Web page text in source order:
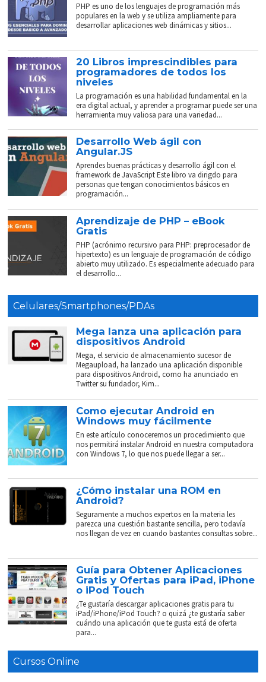
PHP es uno de los lenguajes de programación más
populares en la web y se utiliza ampliamente para
desarrollar aplicaciones web dinámicas y sitios...
20 Libros imprescindibles para
programadores de todos los
niveles
La programación es una habilidad fundamental en la
era digital actual, y aprender a programar puede ser una
herramienta muy valiosa para una variedad...
Desarrollo Web ágil con
Angular.JS
Aprendes buenas prácticas y desarrollo ágil con el
framework de JavaScript Este libro va dirigdo para
personas que tengan conocimientos básicos en
programación...
Aprendizaje de PHP – eBook
Gratis
PHP (acrónimo recursivo para PHP: preprocesador de
hipertexto) es un lenguaje de programación de código
abierto muy utilizado. Es especialmente adecuado para
el desarrollo...
Celulares/Smartphones/PDAs
Mega lanza una aplicación para
dispositivos Android
Mega, el servicio de almacenamiento sucesor de
Megaupload, ha lanzado una aplicación disponible
para dispositivos Android, como ha anunciado en
Twitter su fundador, Kim...
Como ejecutar Android en
Windows muy fácilmente
En este artículo conoceremos un procedimiento que
nos permitirá instalar Android en nuestra computadora
con Windows 7, lo que nos puede llegar a ser...
¿Cómo instalar una ROM en
Android?
Seguramente a muchos expertos en la materia les
parezca una cuestión bastante sencilla, pero todavía
nos llegan de vez en cuando bastantes consultas sobre...
Guía para Obtener Aplicaciones
Gratis y Ofertas para iPad, iPhone
o iPod Touch
¿Te gustaría descargar aplicaciones gratis para tu
iPad/iPhone/iPod Touch? o quizá ¿te gustaría saber
cuándo una aplicación que te gusta está de oferta
para...
Cursos Online